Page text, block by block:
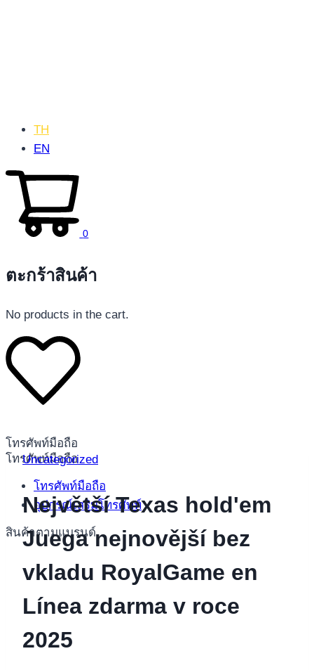
โทรศัพท์มือถือ
โทรศัพท์มือถือ
โทรศัพท์มือถือ
อุปกรณ์เสริมโทรศัพท์
สินค้าตามแบรนด์
TH
EN
0
ตะกร้าสินค้า
No products in the cart.
Uncategorized
Největší Texas hold'em
Juega nejnovější bez
vkladu RoyalGame en
Línea zdarma v roce
2025